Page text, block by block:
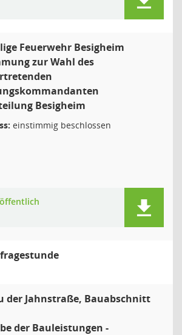
Feuerwehr Besigheim
zur Wahl des
Besigheim
einstimmig beschlossen
der Jahnstraße, Bauabschnitt
der Bauleistungen -